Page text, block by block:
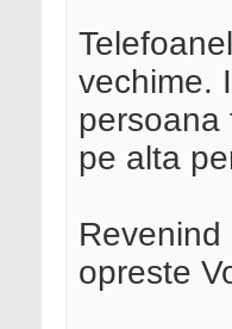
vechime.
persoana
pe alta
opreste